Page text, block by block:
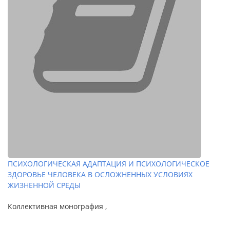
ПСИХОЛОГИЧЕСКАЯ АДАПТАЦИЯ И ПСИХОЛОГИЧЕСКОЕ
ЗДОРОВЬЕ ЧЕЛОВЕКА В ОСЛОЖНЕННЫХ УСЛОВИЯХ
ЖИЗНЕННОЙ СРЕДЫ
Коллективная монография ,